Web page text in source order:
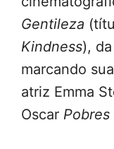
Gentileza
Kindness),
marcando
atriz Emma
Oscar